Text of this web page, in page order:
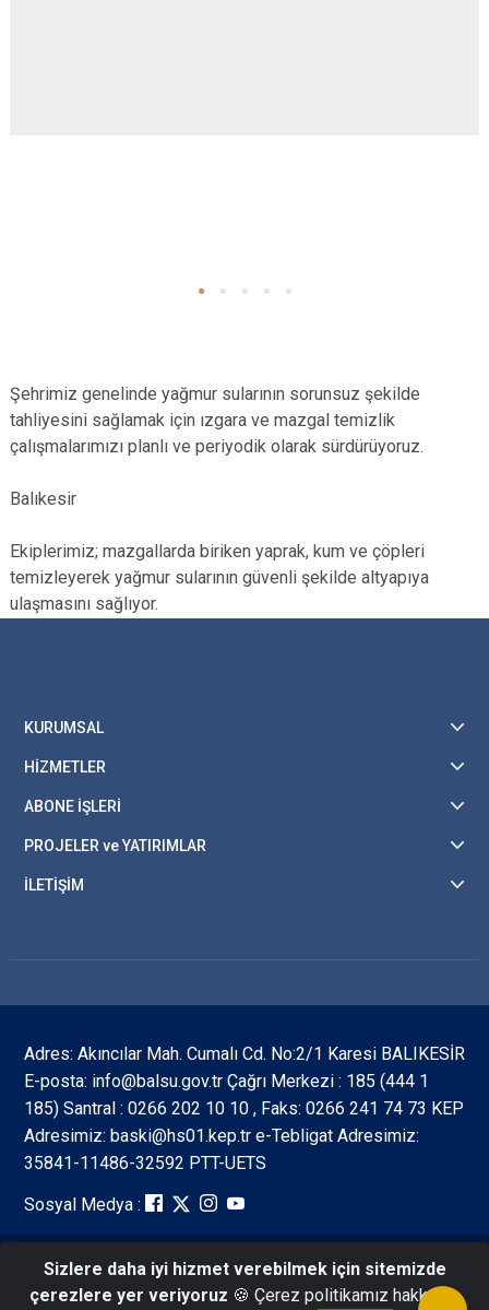
Şehrimiz genelinde yağmur sularının sorunsuz şekilde
tahliyesini sağlamak için ızgara ve mazgal temizlik
çalışmalarımızı planlı ve periyodik olarak sürdürüyoruz.
Balıkesir
Ekiplerimiz; mazgallarda biriken yaprak, kum ve çöpleri
temizleyerek yağmur sularının güvenli şekilde altyapıya
ulaşmasını sağlıyor.
KURUMSAL
HİZMETLER
ABONE İŞLERİ
PROJELER ve YATIRIMLAR
İLETİŞİM
Adres: Akıncılar Mah. Cumalı Cd. No:2/1 Karesi BALIKESİR
E-posta: info@balsu.gov.tr Çağrı Merkezi : 185 (444 1
185) Santral : 0266 202 10 10 , Faks: 0266 241 74 73 KEP
Adresimiz: baski@hs01.kep.tr e-Tebligat Adresimiz:
35841-11486-32592 PTT-UETS
Sosyal Medya :
Tüm Hakları Saklıdır ©2026 Balıkesir Su ve Kanalizasyon
Sizlere daha iyi hizmet verebilmek için sitemizde
çerezlere yer veriyoruz 🍪 Çerez politikamız hakkında